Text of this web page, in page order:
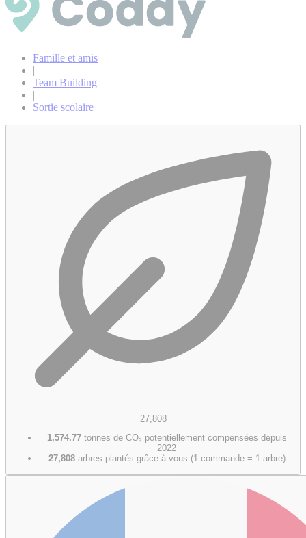
Famille et amis
|
Team Building
|
Sortie scolaire
27,808
1,574.77tonnes de CO₂ potentiellement compensées depuis
2022
27,808 arbres plantés grâce à vous (1 commande = 1 arbre)